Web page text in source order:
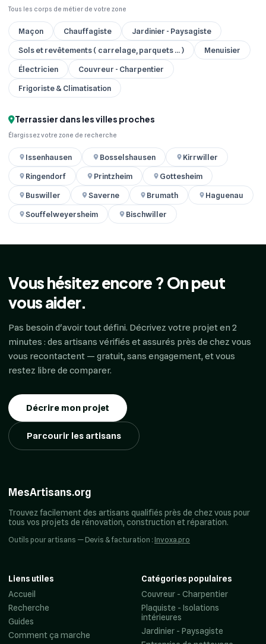
Tous les corps de métier de votre zone
Maçon Chauffagiste
Jardinier - Paysagiste
Sols et revêtements ( carrelage, parquets ... )
Menuisier
Électricien
Couvreur - Charpentier
Frigoriste & Climatisation
Terrassier dans les villes proches
Élargissez votre zone de recherche
Issenhausen Bosselshausen
Kirrwiller
Ringendorf
Printzheim
Gottesheim
Buswiller
Saverne Brumath
Haguenau
Souffelweyersheim
Bischwiller
Vous hésitez encore ? On peut
vous aider.
Pas besoin d'avoir tout défini. Décrivez votre projet en 2
minutes : des artisans vérifiés et assurés près de chez vous
vous recontactent — gratuit, sans engagement, et vous
restez libre de comparer.
Décrire mon projet
Parcourir les artisans
MesArtisans.org
Trouvez facilement des artisans qualifiés près de chez vous pour
tous vos projets de rénovation, construction et réparation.
Outils pour artisans — Devis & facturation : Invoxa.pro
Liens utiles
Accueil
Recherche
Guides
Comment ça marche
Catégories populaires
Couvreur - Charpentier
Plaquiste - Isolations
intérieures
Jardinier - Paysagiste